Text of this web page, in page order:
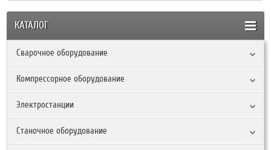
КАТАЛОГ
Сварочное оборудование
Компрессорное оборудование
Электростанции
Станочное оборудование